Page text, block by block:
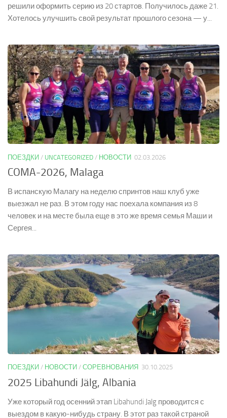
решили оформить серию из 20 стартов. Получилось даже 21.
Хотелось улучшить свой результат прошлого сезона — у...
ПОЕЗДКИ / UNCATEGORIZED / НОВОСТИ 02.03.2026
COMA-2026, Malaga
В испанскую Малагу на неделю спринтов наш клуб уже
выезжал не раз. В этом году нас поехала компания из 8
человек и на месте была еще в это же время семья Маши и
Сергея...
ПОЕЗДКИ / НОВОСТИ / СОРЕВНОВАНИЯ 30.10.2025
2025 Libahundi Jälg, Albania
Уже который год осенний этап Libahundi Jalg проводится с
выездом в какую-нибудь страну. В этот раз такой страной